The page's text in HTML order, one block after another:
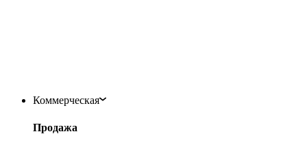
Коммерческая
Продажа